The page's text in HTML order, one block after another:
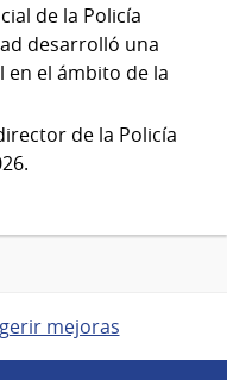
de la Policía
desarrolló una
el ámbito de la
de la Policía
mejoras